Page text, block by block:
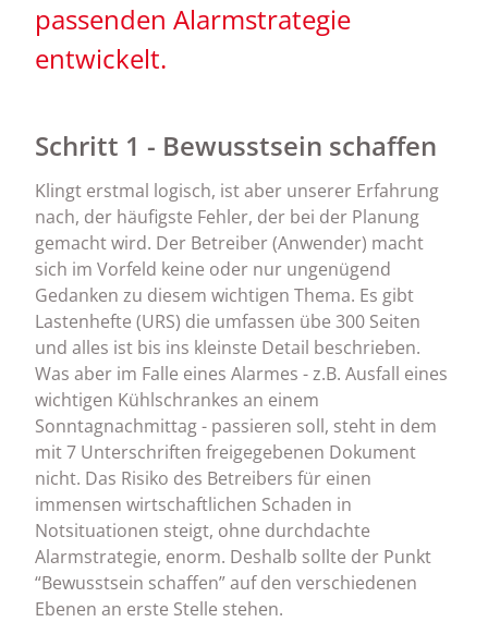
passenden Alarmstrategie
entwickelt.
Schritt 1 - Bewusstsein schaffen
Klingt erstmal logisch, ist aber unserer Erfahrung
nach, der häufigste Fehler, der bei der Planung
gemacht wird. Der Betreiber (Anwender) macht
sich im Vorfeld keine oder nur ungenügend
Gedanken zu diesem wichtigen Thema. Es gibt
Lastenhefte (URS) die umfassen übe 300 Seiten
und alles ist bis ins kleinste Detail beschrieben.
Was aber im Falle eines Alarmes - z.B. Ausfall eines
wichtigen Kühlschrankes an einem
Sonntagnachmittag - passieren soll, steht in dem
mit 7 Unterschriften freigegebenen Dokument
nicht. Das Risiko des Betreibers für einen
immensen wirtschaftlichen Schaden in
Notsituationen steigt, ohne durchdachte
Alarmstrategie, enorm. Deshalb sollte der Punkt
“Bewusstsein schaffen” auf den verschiedenen
Ebenen an erste Stelle stehen.